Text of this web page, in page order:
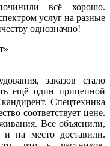
всё хорошо.
услуг на разные
однозначно!
заказов стало
ещё один прицепной
Спецтехника
соответствует цене.
Всё объяснили,
и на место доставили.